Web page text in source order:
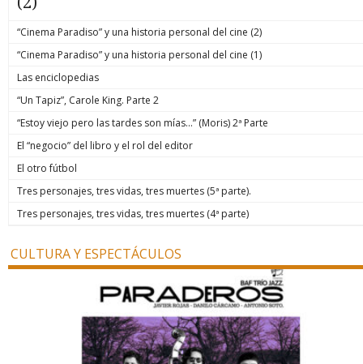
“Cinema Paradiso” y una historia personal del cine (2)
“Cinema Paradiso” y una historia personal del cine (1)
Las enciclopedias
“Un Tapiz”, Carole King. Parte 2
“Estoy viejo pero las tardes son mías…” (Moris) 2ª Parte
El “negocio” del libro y el rol del editor
El otro fútbol
Tres personajes, tres vidas, tres muertes (5ª parte).
Tres personajes, tres vidas, tres muertes (4ª parte)
CULTURA Y ESPECTÁCULOS